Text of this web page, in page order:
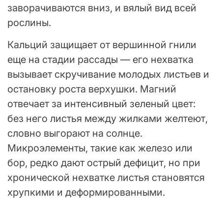
заворачиваются вниз, и вялый вид всей
рослины.
Кальций защищает от вершинной гнили
еще на стадии рассады — его нехватка
вызывает скручивание молодых листьев и
остановку роста верхушки. Магний
отвечает за интенсивный зеленый цвет:
без него листья между жилками желтеют,
словно выгорают на солнце.
Микроэлементы, такие как железо или
бор, редко дают острый дефицит, но при
хронической нехватке листья становятся
хрупкими и деформированными.